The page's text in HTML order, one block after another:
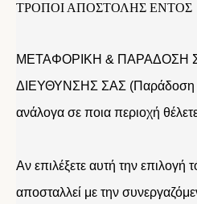
ΤΡΟΠΟΙ ΑΠΟΣΤΟΛΗΣ
ΜΕΤΑΦΟΡΙΚΗ & ΠΑΡΑΔΟΣΗ
ΔΙΕΥΘΥΝΣΗΣ ΣΑΣ (Παράδοση
ανάλογα σε ποια περιοχή
Αν επιλέξετε αυτή την επιλογή
αποσταλλεί με την